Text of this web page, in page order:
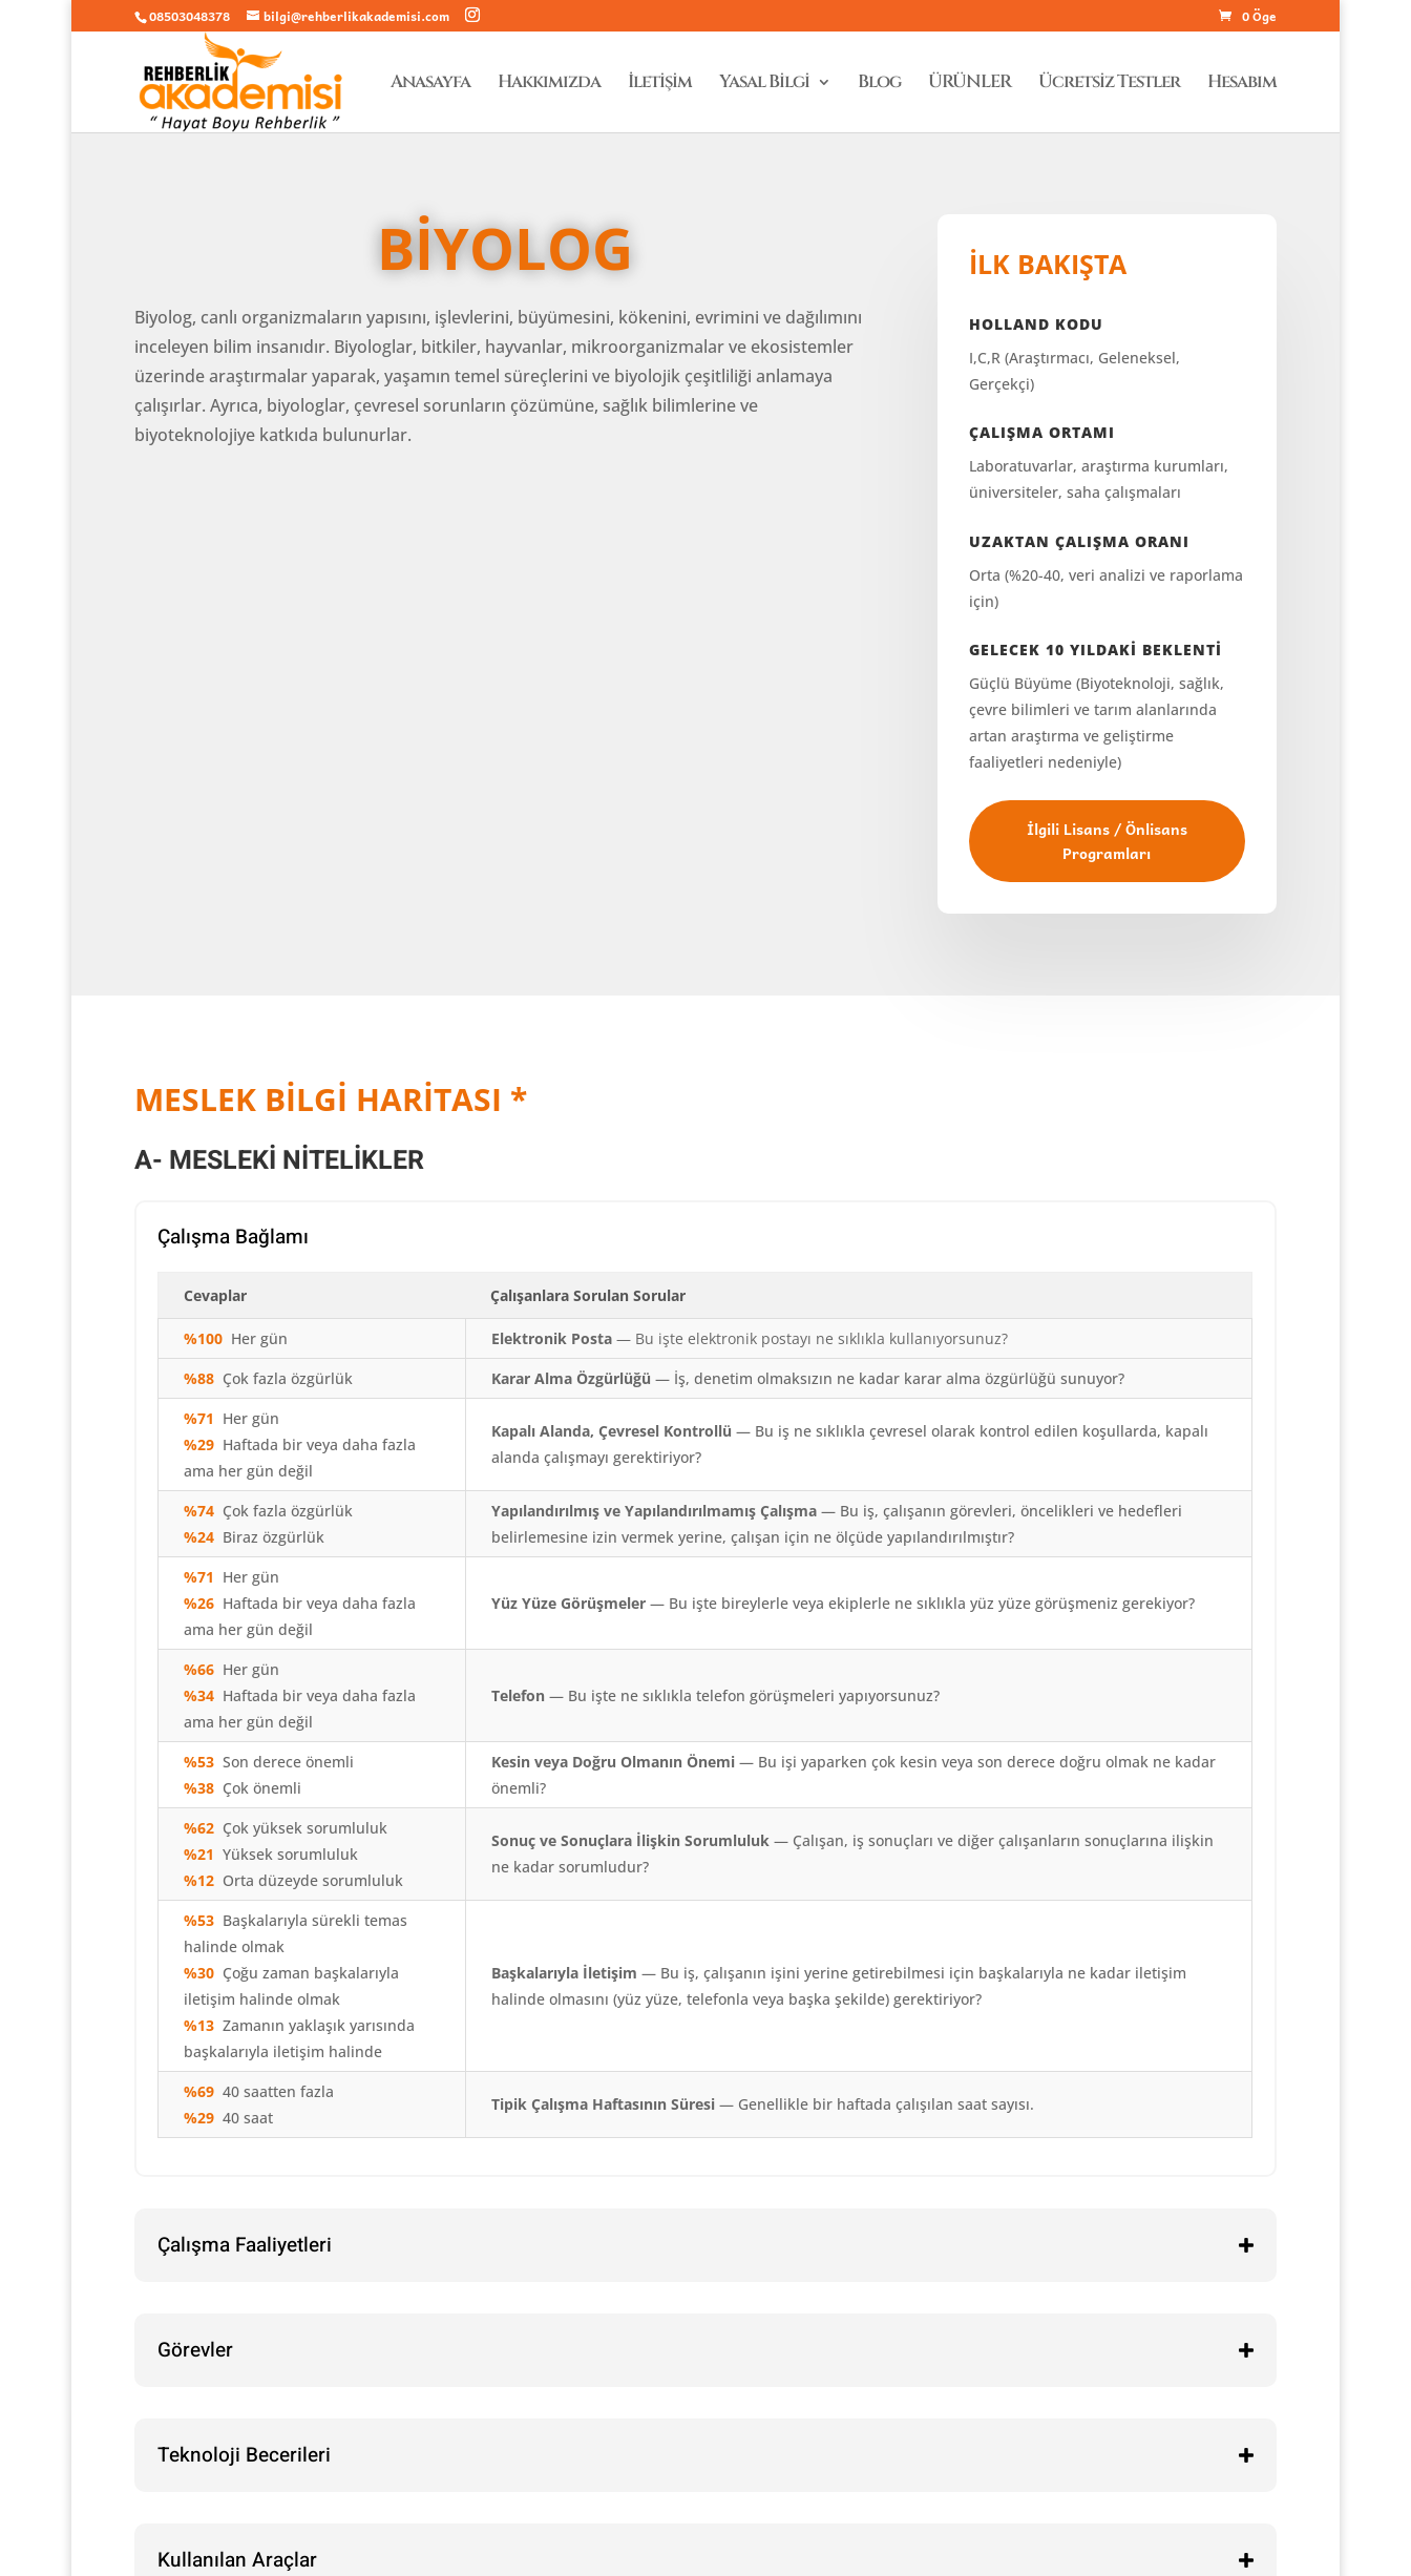
08503048378 bilgi@rehberlikakademisi.com 0 Öge
Anasayfa Hakkımızda İletişim Yasal Bilgi Blog ÜRÜNLER Ücretsiz Testler Hesabım
BİYOLOG
Biyolog, canlı organizmaların yapısını, işlevlerini, büyümesini, kökenini, evrimini ve dağılımını
inceleyen bilim insanıdır. Biyologlar, bitkiler, hayvanlar, mikroorganizmalar ve ekosistemler
üzerinde araştırmalar yaparak, yaşamın temel süreçlerini ve biyolojik çeşitliliği anlamaya
çalışırlar. Ayrıca, biyologlar, çevresel sorunların çözümüne, sağlık bilimlerine ve
biyoteknolojiye katkıda bulunurlar.
İLK BAKIŞTA
HOLLAND KODU
I,C,R (Araştırmacı, Geleneksel,
Gerçekçi)
ÇALIŞMA ORTAMI
Laboratuvarlar, araştırma kurumları,
üniversiteler, saha çalışmaları
UZAKTAN ÇALIŞMA ORANI
Orta (%20-40, veri analizi ve raporlama
için)
GELECEK 10 YILDAKİ BEKLENTİ
Güçlü Büyüme (Biyoteknoloji, sağlık,
çevre bilimleri ve tarım alanlarında
artan araştırma ve geliştirme
faaliyetleri nedeniyle)
İlgili Lisans / Önlisans
Programları
MESLEK BİLGİ HARİTASI *
A- MESLEKİ NİTELİKLER
Çalışma Bağlamı
Cevaplar Çalışanlara Sorulan Sorular
%100 Her gün Elektronik Posta — Bu işte elektronik postayı ne sıklıkla kullanıyorsunuz?
%88 Çok fazla özgürlük Karar Alma Özgürlüğü — İş, denetim olmaksızın ne kadar karar alma özgürlüğü sunuyor?
%71 Her gün
%29 Haftada bir veya daha fazla
ama her gün değil
Kapalı Alanda, Çevresel Kontrollü — Bu iş ne sıklıkla çevresel olarak kontrol edilen koşullarda, kapalı
alanda çalışmayı gerektiriyor?
%74 Çok fazla özgürlük
%24 Biraz özgürlük
Yapılandırılmış ve Yapılandırılmamış Çalışma — Bu iş, çalışanın görevleri, öncelikleri ve hedefleri
belirlemesine izin vermek yerine, çalışan için ne ölçüde yapılandırılmıştır?
%71 Her gün
%26 Haftada bir veya daha fazla
ama her gün değil
Yüz Yüze Görüşmeler — Bu işte bireylerle veya ekiplerle ne sıklıkla yüz yüze görüşmeniz gerekiyor?
%66 Her gün
%34 Haftada bir veya daha fazla
ama her gün değil
Telefon — Bu işte ne sıklıkla telefon görüşmeleri yapıyorsunuz?
%53 Son derece önemli
%38 Çok önemli
Kesin veya Doğru Olmanın Önemi — Bu işi yaparken çok kesin veya son derece doğru olmak ne kadar
önemli?
%62 Çok yüksek sorumluluk
%21 Yüksek sorumluluk
%12 Orta düzeyde sorumluluk
Sonuç ve Sonuçlara İlişkin Sorumluluk — Çalışan, iş sonuçları ve diğer çalışanların sonuçlarına ilişkin
ne kadar sorumludur?
%53 Başkalarıylasürekli temas
halinde olmak
%30 Çoğu zaman başkalarıyla
iletişim halinde olmak
%13Zamanın yaklaşık yarısında
başkalarıyla iletişim halinde
Başkalarıyla İletişim — Bu iş, çalışanın işini yerine getirebilmesi için başkalarıyla ne kadar iletişim
halinde olmasını (yüz yüze, telefonla veya başka şekilde) gerektiriyor?
%69 40 saatten fazla
%29 40 saat
Tipik Çalışma Haftasının Süresi — Genellikle bir haftada çalışılan saat sayısı.
Çalışma Faaliyetleri
Görevler
Teknoloji Becerileri
Kullanılan Araçlar